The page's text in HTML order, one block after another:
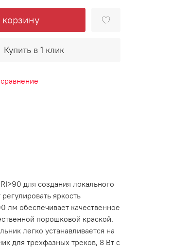
корзину
Купить в 1 клик
для создания локального
яркость
лм обеспечивает качественное
порошковой краской.
легко устанавливается на
для трехфазных треков, 8 Вт с